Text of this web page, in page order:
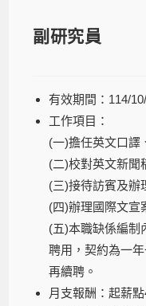
副研究員
有效期間：114/
工作項目：
(一)擔任英文口譯
(二)校對英文新聞
(三)接待訪賓及辦
(四)辦理國際文宣
(五)本職缺係編制
聘用，契約為一
再續聘。
月支報酬：起薪